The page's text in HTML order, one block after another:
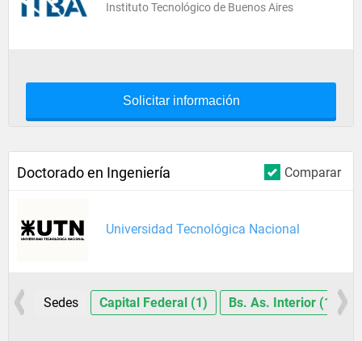
Instituto Tecnológico de Buenos Aires
Solicitar información
Comparar
Doctorado en Ingeniería
Universidad Tecnológica Nacional
Sedes Capital Federal (1) Bs. As. Interior (1)